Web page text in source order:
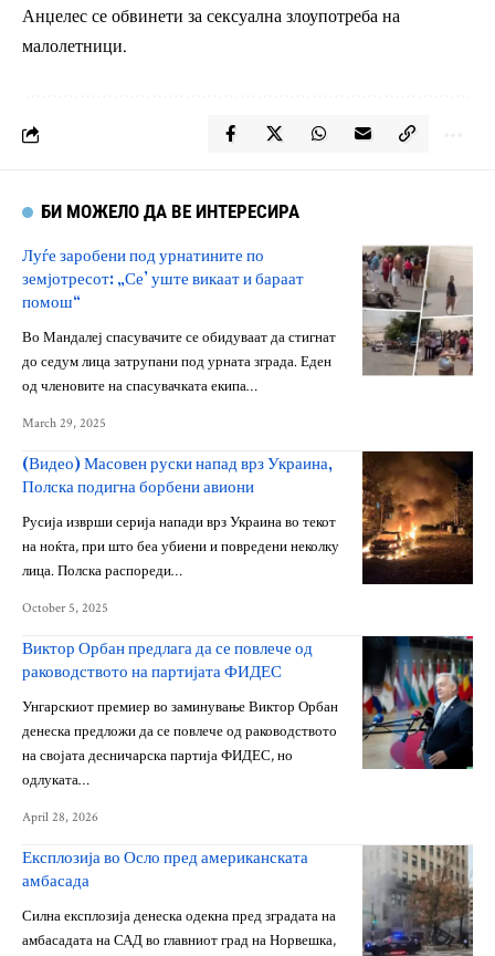
Анџелес се обвинети за сексуална злоупотреба на
малолетници.
БИ МОЖЕЛО ДА ВЕ ИНТЕРЕСИРА
Луѓе заробени под урнатините по
земјотресот: „Се’ уште викаат и бараат
помош“
Во Мандалеј спасувачите се обидуваат да стигнат
до седум лица затрупани под урната зграда. Еден
од членовите на спасувачката екипа…
March 29, 2025
(Видео) Масовен руски напад врз Украина,
Полска подигна борбени авиони
Русија изврши серија напади врз Украина во текот
на ноќта, при што беа убиени и повредени неколку
лица. Полска распореди…
October 5, 2025
Виктор Орбан предлага да се повлече од
раководството на партијата ФИДЕС
Унгарскиот премиер во заминување Виктор Орбан
денеска предложи да се повлече од раководството
на својата десничарска партија ФИДЕС, но
одлуката…
April 28, 2026
Експлозија во Осло пред американската
амбасада
Силна експлозија денеска одекна пред зградата на
амбасадата на САД во главниот град на Норвешка,